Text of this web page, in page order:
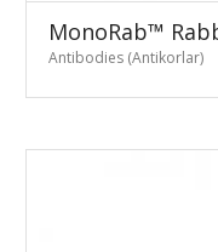
MonoRab™
Antibodies (Antikorlar)